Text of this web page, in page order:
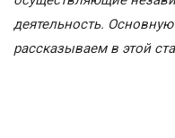
деятельность.
рассказываем в этой